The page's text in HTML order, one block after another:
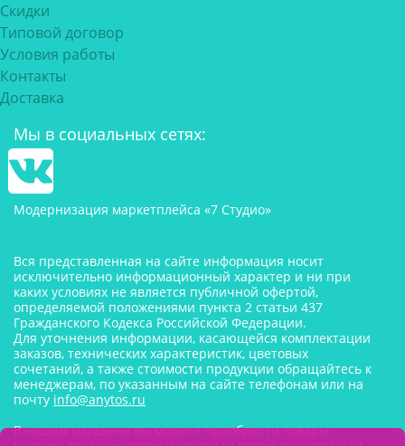
Скидки
Типовой договор
Условия работы
Контакты
Доставка
Мы в социальных сетях:
Модернизация маркетплейса «7 Студио»
Вся представленная на сайте информация носит
исключительно информационный характер и ни при
каких условиях не является публичной офертой,
определяемой положениями пункта 2 статьи 437
Гражданского Кодекса Российской Федерации.
Для уточнения информации, касающейся комплектации
заказов, технических характеристик, цветовых
сочетаний, а также стоимости продукции обращайтесь к
менеджерам, по указанным на сайте телефонам или на
почту info@anytos.ru
В нашем магазине вы можете приобрести товары